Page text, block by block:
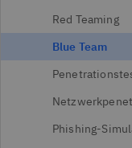
Red Teaming
Blue Team
Phishing-